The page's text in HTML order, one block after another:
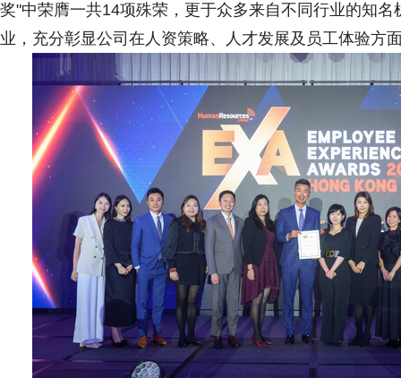
奖"中荣膺一共14项殊荣，更于众多来自不同行业的知
业，充分彰显公司在人资策略、人才发展及员工体验方